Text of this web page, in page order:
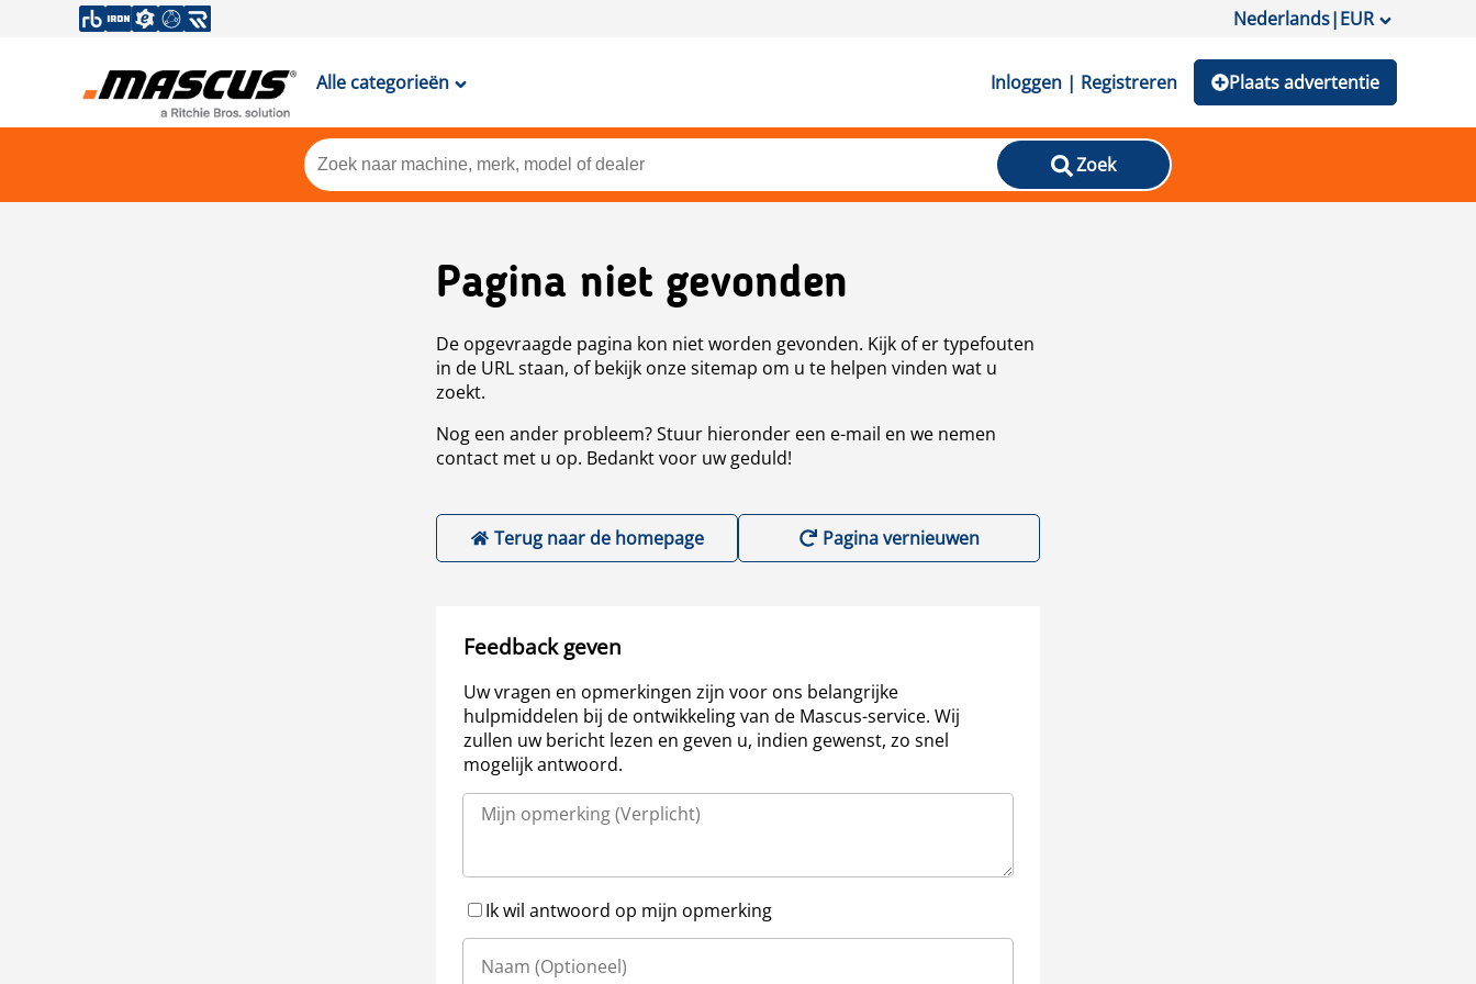
Nederlands|EUR
Alle categorieën Inloggen | Registreren Plaats advertentie
Zoek
Pagina niet gevonden
De opgevraagde pagina kon niet worden gevonden. Kijk of er typefouten
in de URL staan, of bekijk onze sitemap om u te helpen vinden wat u
zoekt.
Nog een ander probleem? Stuur hieronder een e-mail en we nemen
contact met u op. Bedankt voor uw geduld!
Terug naar de homepage Pagina vernieuwen
Feedback geven
Uw vragen en opmerkingen zijn voor ons belangrijke
hulpmiddelen bij de ontwikkeling van de Mascus-service. Wij
zullen uw bericht lezen en geven u, indien gewenst, zo snel
mogelijk antwoord.
Ik wil antwoord op mijn opmerking